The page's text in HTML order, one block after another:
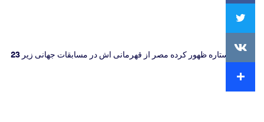
1- دفاع ستاره ظهور کرده مصر از قهرمانی اش در مسابقات جهانی زیر 23